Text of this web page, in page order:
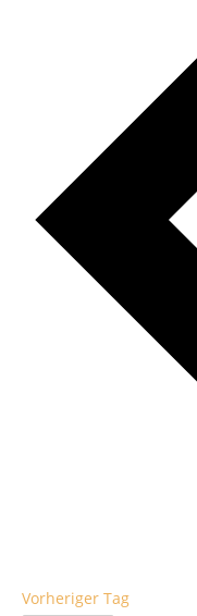
Vorheriger Tag